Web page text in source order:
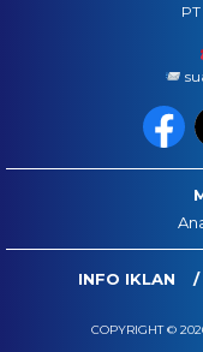
INFO IKLAN
COPYRIGHT ©